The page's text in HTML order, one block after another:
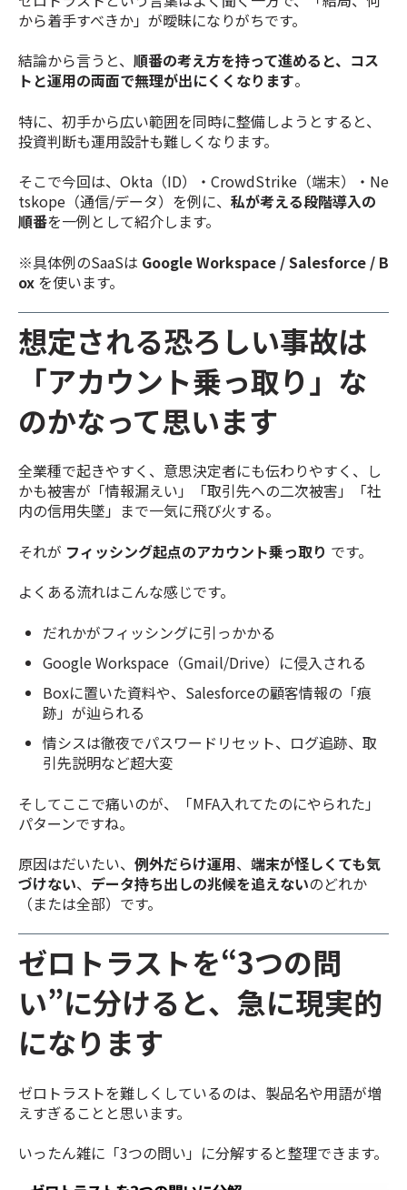
から着手すべきか」が曖昧になりがちです。
結論から言うと、 順番の考え方を持って進めると、コス
トと運用の両面で無理が出にくくなります。
特に、初手から広い範囲を同時に整備しようとすると、
投資判断も運用設計も難しくなります。
そこで今回は、Okta（ID）・CrowdStrike（端末）・Ne
tskope（通信/データ）を例に、 私が考える段階導入の
順番を一例として紹介します。
※具体例のSaaSは Google Workspace / Salesforce / B
ox を使います。
想定される恐ろしい事故は
「アカウント乗っ取り」な
のかなって思います
全業種で起きやすく、意思決定者にも伝わりやすく、し
かも被害が「情報漏えい」「取引先への二次被害」「社
内の信用失墜」まで一気に飛び火する。
それが フィッシング起点のアカウント乗っ取り です。
よくある流れはこんな感じです。
だれかがフィッシングに引っかかる
Google Workspace（Gmail/Drive）に侵入される
Boxに置いた資料や、Salesforceの顧客情報の「痕
跡」が辿られる
情シスは徹夜でパスワードリセット、ログ追跡、取
引先説明など超大変
そしてここで痛いのが、「MFA入れてたのにやられた」
パターンですね。
原因はだいたい、 例外だらけ運用、 端末が怪しくても気
づけない、 データ持ち出しの兆候を追えないのどれか
（または全部）です。
ゼロトラストを“3つの問
い”に分けると、急に現実的
になります
ゼロトラストを難しくしているのは、製品名や用語が増
えすぎることと思います。
いったん雑に「3つの問い」に分解すると整理できます。